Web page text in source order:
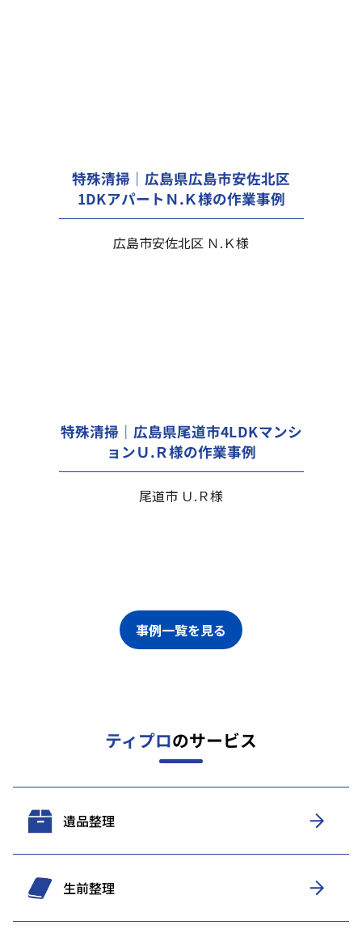
特殊清掃｜広島県広島市安佐北区
1DKアパートＮ.Ｋ様の作業事例
広島市安佐北区 Ｎ.Ｋ様
特殊清掃｜広島県尾道市4LDKマンシ
ョンＵ.Ｒ様の作業事例
尾道市 Ｕ.Ｒ様
事例一覧を見る
ティプロのサービス
遺品整理
生前整理